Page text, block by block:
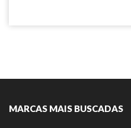
MARCAS MAIS BUSCADAS